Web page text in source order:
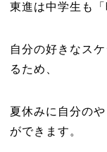
東進は中学生も「
自分の好きなス
るため、
夏休みに自分の
ができます。